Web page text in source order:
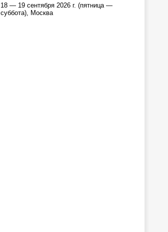
18 — 19 сентября 2026 г. (пятница —
суббота), Москва